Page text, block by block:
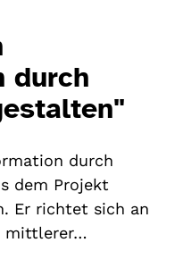
durch
durch
dem Projekt
Er richtet sich an
mittlerer…